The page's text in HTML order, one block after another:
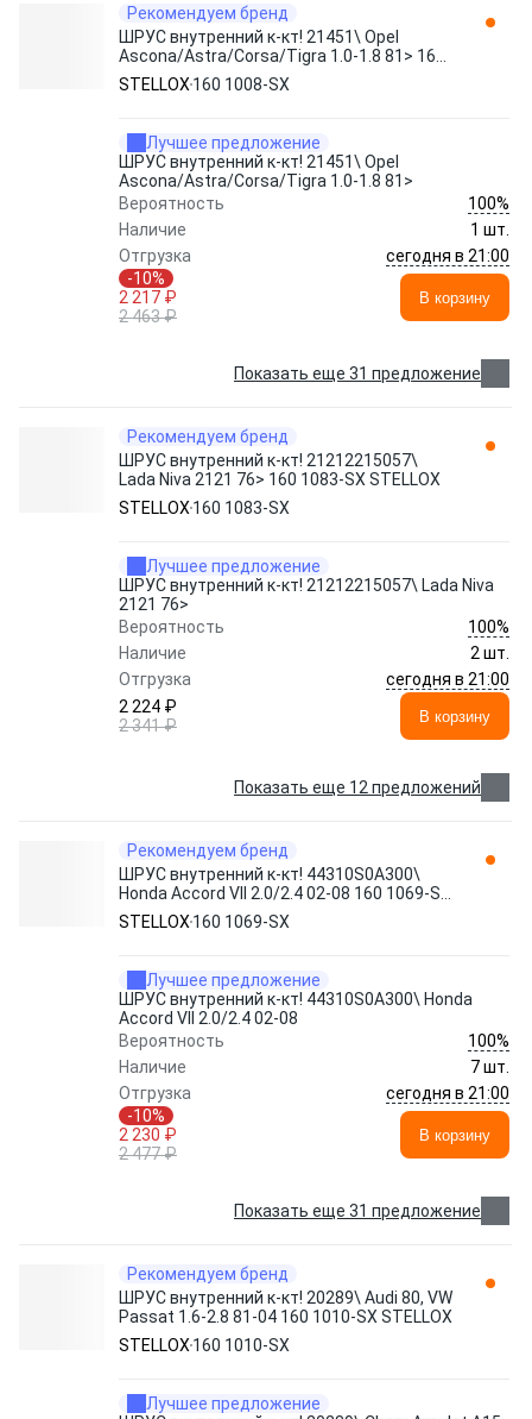
Рекомендуем бренд
ШРУС внутренний к-кт! 21451\ Opel
Ascona/Astra/Corsa/Tigra 1.0-1.8 81> 160
1008-SX STELLOX
STELLOX 160 1008-SX
Лучшее предложение
ШРУС внутренний к-кт! 21451\ Opel
Ascona/Astra/Corsa/Tigra 1.0-1.8 81>
Вероятность
100%
Наличие
1 шт.
Отгрузка
сегодня в 21:00
-10%
2 217 ₽
2 463 ₽
В корзину
Показать еще 31 предложение
Рекомендуем бренд
ШРУС внутренний к-кт! 21212215057\
Lada Niva 2121 76> 160 1083-SX STELLOX
STELLOX 160 1083-SX
Лучшее предложение
ШРУС внутренний к-кт! 21212215057\ Lada Niva
2121 76>
Вероятность
100%
Наличие
2 шт.
Отгрузка
сегодня в 21:00
2 224 ₽
2 341 ₽
В корзину
Показать еще 12 предложений
Рекомендуем бренд
ШРУС внутренний к-кт! 44310S0A300\
Honda Accord VII 2.0/2.4 02-08 160 1069-SX
STELLOX
STELLOX 160 1069-SX
Лучшее предложение
ШРУС внутренний к-кт! 44310S0A300\ Honda
Accord VII 2.0/2.4 02-08
Вероятность
100%
Наличие
7 шт.
Отгрузка
сегодня в 21:00
-10%
2 230 ₽
2 477 ₽
В корзину
Показать еще 31 предложение
Рекомендуем бренд
ШРУС внутренний к-кт! 20289\ Audi 80, VW
Passat 1.6-2.8 81-04 160 1010-SX STELLOX
STELLOX 160 1010-SX
Лучшее предложение